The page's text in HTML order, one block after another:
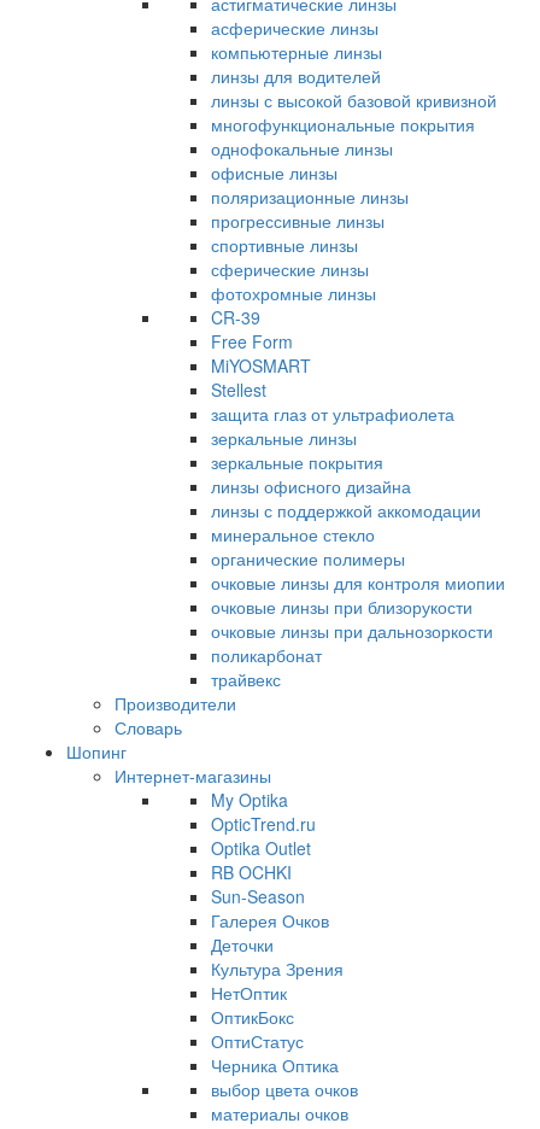
асферические линзы
компьютерные линзы
линзы для водителей
линзы с высокой базовой кривизной
многофункциональные покрытия
однофокальные линзы
офисные линзы
поляризационные линзы
прогрессивные линзы
спортивные линзы
сферические линзы
фотохромные линзы
CR-39
Free Form
MiYOSMART
Stellest
защита глаз от ультрафиолета
зеркальные линзы
зеркальные покрытия
линзы офисного дизайна
линзы с поддержкой аккомодации
минеральное стекло
органические полимеры
очковые линзы для контроля миопии
очковые линзы при близорукости
очковые линзы при дальнозоркости
поликарбонат
трайвекс
Производители
Словарь
Шопинг
Интернет-магазины
My Optika
OpticTrend.ru
Optika Outlet
RB OCHKI
Sun-Season
Галерея Очков
Деточки
Культура Зрения
НетОптик
ОптикБокс
ОптиСтатус
Черника Оптика
выбор цвета очков
материалы очков